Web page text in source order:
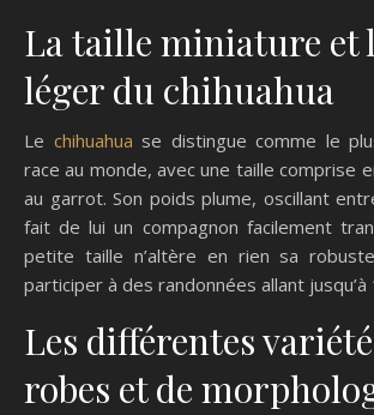
La taille miniature et
léger du chihuahua
Le chihuahua se distingue comme le
race au monde, avec une taille comprise
au garrot. Son poids plume, oscillant
fait de lui un compagnon facilement
petite taille n’altère en rien sa
participer à des randonnées allant
Les différentes
robes et de